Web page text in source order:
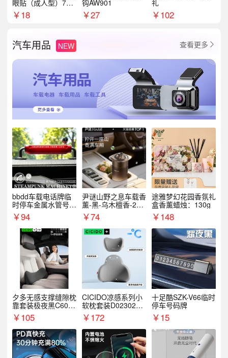
眼贴（成人型）7对/
盒
￥18
钩AW901
￥27
礼
￥102
汽车用品 NEW 查看更多 
bbdd车载电话牌临
时停车金属水管号码
牌可隐藏创意趣味
￥94
尹谜山野之息车载香
薰-黑-乌木檀香-200
g￥74
途雅梦幻花园香氛礼
盒香薰蜡烛：130g
￥148
夕多无感支撑缝隙枕
靠套装极夜黑C6003
+C6004
￥105
CICIDO凉感系列小
软枕套装D023021+
D033031
￥172
十足酷SZK-V66临时
停车号码牌
￥15